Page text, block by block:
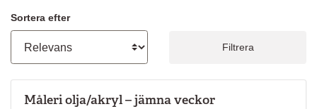
Sortera efter
Filtrera
Måleri olja/akryl – jämna veckor